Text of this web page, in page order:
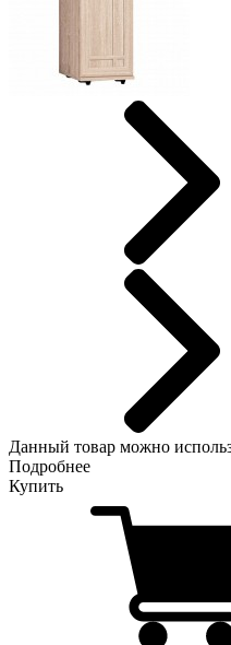
Данный товар можно
Подробнее
Купить